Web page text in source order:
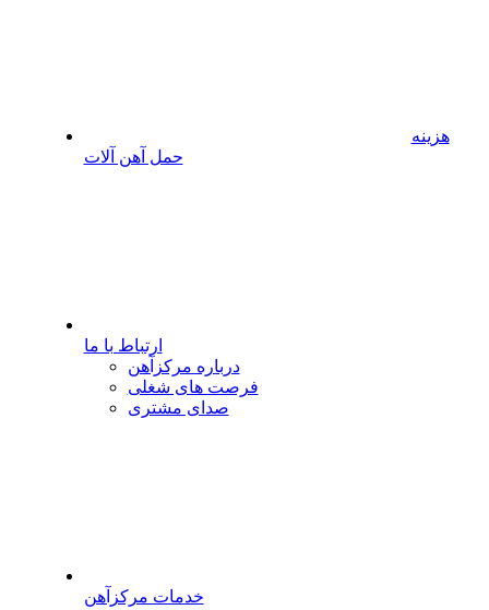
هزینه
حمل آهن آلات
ارتباط با ما
درباره مرکزآهن
فرصت های شغلی
صدای مشتری
خدمات مرکزآهن